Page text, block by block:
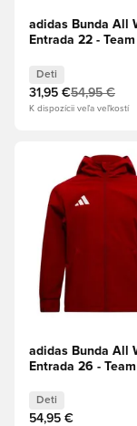
adidas Bunda All
Entrada 22 -
Deti
31,95 €54,95 €
K dispozícii veľa veľkostí
Otvorí modál na
adidas Bunda All
Entrada 26 -
Deti
54,95 €